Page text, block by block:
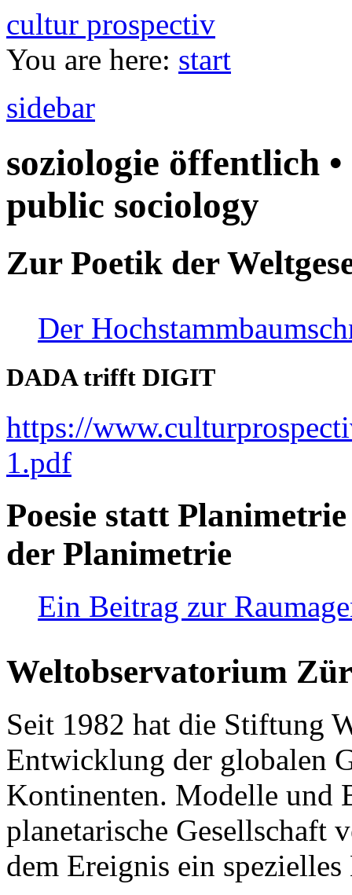
cultur prospectiv
You are here: start
sidebar
soziologie öffentlich
public sociology
Zur Poetik der
Der
DADA trifft DIGIT
https://
1.pdf
Poesie statt
der Planimetrie
Ein Beitrag zur
Weltobservatorium
Seit 1982 hat die Stiftung
Entwicklung der globalen
Kontinenten. Modelle und
planetarische Gesellschaft
dem Ereignis ein